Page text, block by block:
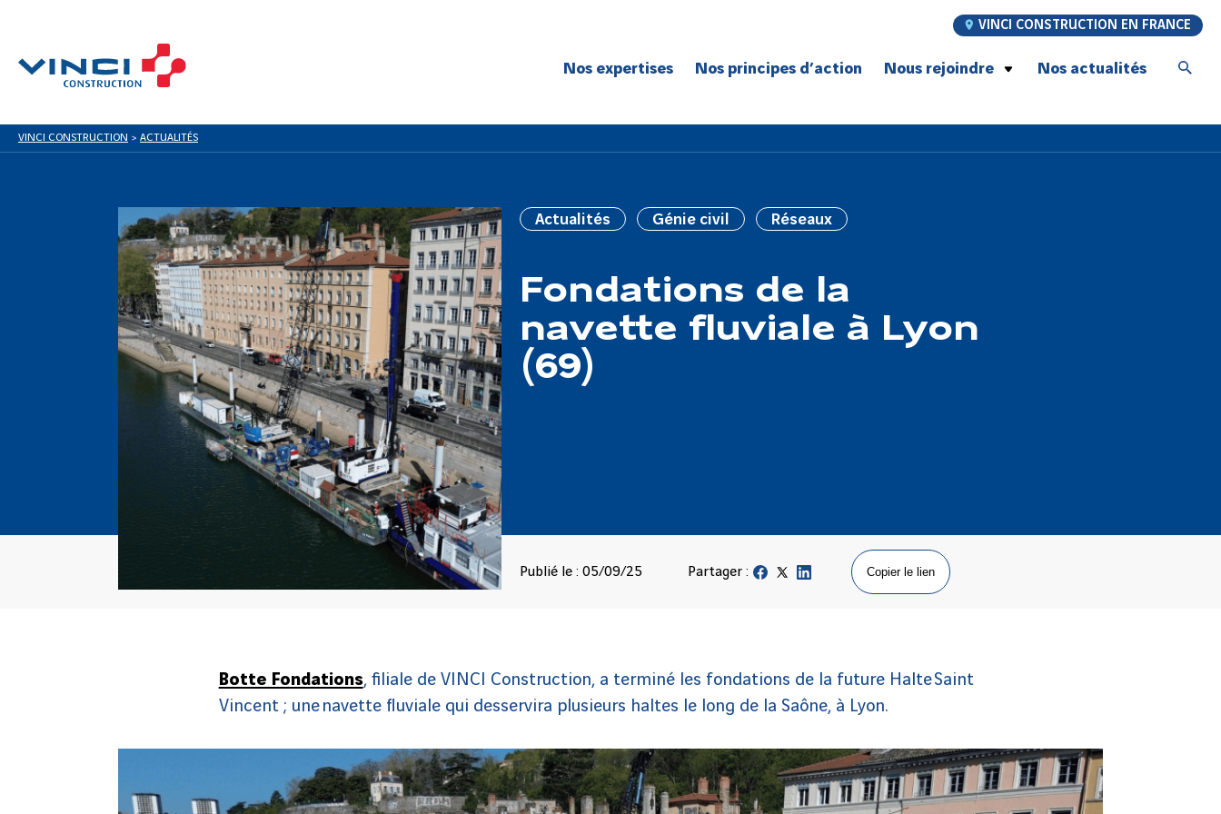
VINCI CONSTRUCTION EN FRANCE
Nos expertises
Route
Réseaux de spécialité
Nos principes d’action Nous rejoindre
Postulez à nos offres d’emploi
Nos actualités
VINCI CONSTRUCTION > ACTUALITÉS
Actualités Génie civil Réseaux
Fondations de la
navette fluviale à Lyon
(69)
Publié le : 05/09/25 Partager : Copier le lien
Botte Fondations, filiale de VINCI Construction, a terminé les fondations de la future Halte Saint
Vincent ; une navette fluviale qui desservira plusieurs haltes le long de la Saône, à Lyon.